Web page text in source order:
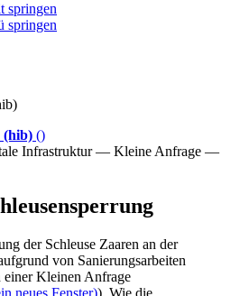
springen
springen
(hib) ()
Infrastruktur — Kleine Anfrage —
der Schleuse Zaaren an der
von Sanierungsarbeiten
Kleinen Anfrage
neues Fenster)). Wie die